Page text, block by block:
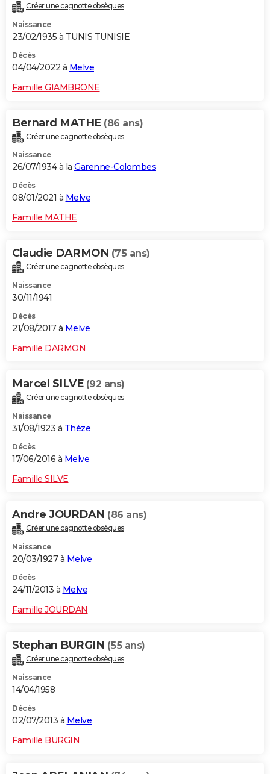
Créer une cagnotte obsèques
Naissance
23/02/1935 à TUNIS TUNISIE
Décès
04/04/2022 à Melve
Famille GIAMBRONE
Bernard MATHE (86 ans)
Créer une cagnotte obsèques
Naissance
26/07/1934 à la Garenne-Colombes
Décès
08/01/2021 à Melve
Famille MATHE
Claudie DARMON (75 ans)
Créer une cagnotte obsèques
Naissance
30/11/1941
Décès
21/08/2017 à Melve
Famille DARMON
Marcel SILVE (92 ans)
Créer une cagnotte obsèques
Naissance
31/08/1923 à Thèze
Décès
17/06/2016 à Melve
Famille SILVE
Andre JOURDAN (86 ans)
Créer une cagnotte obsèques
Naissance
20/03/1927 à Melve
Décès
24/11/2013 à Melve
Famille JOURDAN
Stephan BURGIN (55 ans)
Créer une cagnotte obsèques
Naissance
14/04/1958
Décès
02/07/2013 à Melve
Famille BURGIN